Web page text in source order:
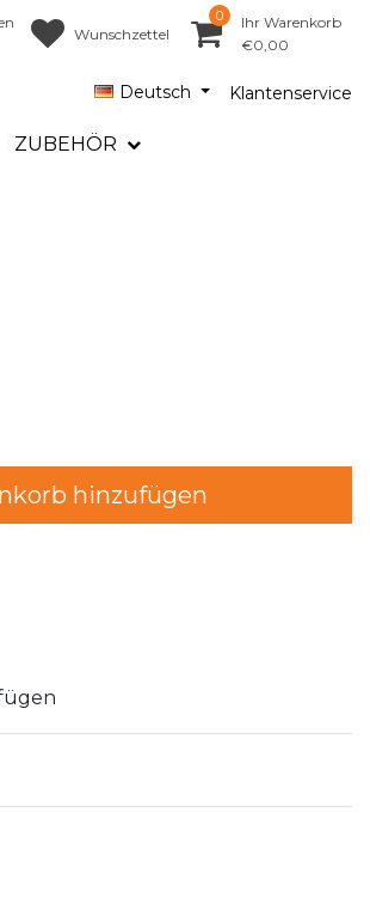
Wunschzettel
0
Ihr Warenkorb
€0,00
Deutsch Klantenservice
ZUBEHÖR
hinzufügen